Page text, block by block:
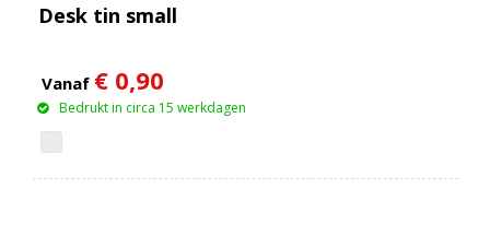
Desk tin small
Vanaf € 0,90
Bedrukt in circa 15 werkdagen